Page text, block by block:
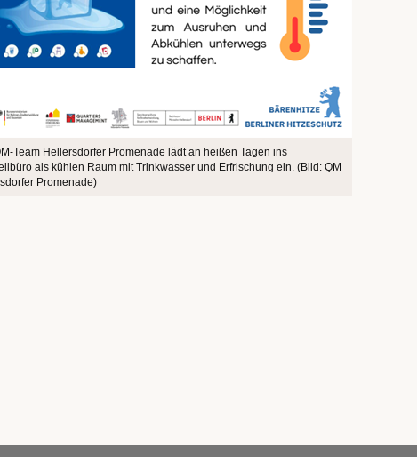
Team Hellersdorfer Promenade lädt an heißen Tagen ins
als kühlen Raum mit Trinkwasser und Erfrischung ein. (Bild: QM
Promenade)